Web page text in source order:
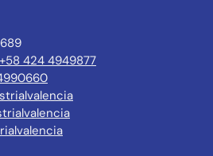
+58 424 4949877